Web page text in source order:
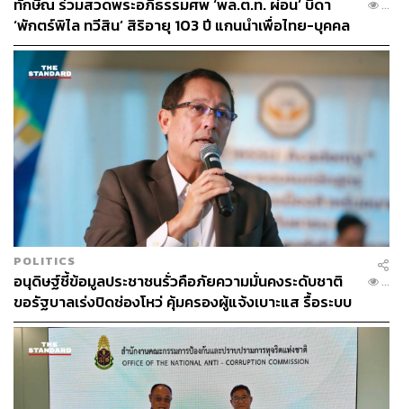
ประชุมร่วมให้แนวทางว่าพรรคก้าวไกลอยากทราบราย
ละเอียดถึงการลดเงื่อนไขว่าคืออะไร จึงได้มอบหมายพรรค
เพื่อไทยไปหารือกับสมาชิกวุฒิสภาแต่ละท่าน เพื่อให้พรรค
ก้าวไกลนำกลับไปพิจารณา
ขณะที่ชัยธวัชกล่าวเสริมถึงการลดเพดานมาตรา 112 ว่า ใน
ฐานะที่พรรคเพื่อไทยเป็นเจ้าภาพ ต้องให้เวลาพรรคเพื่อไทย
ไปพูดคุยว่ารูปแบบของการปลดล็อกความไม่สบายใจของทุก
ฝ่าย รวมถึงแนวทางในการจัดตั้งรัฐบาลหลังปลดล็อกแล้วจะ
เป็นอย่างไร เพื่อให้พรรคก้าวไกลนำไปพิจารณา โดยยืนยัน
ว่ามาตรา 112 เป็นเพียงข้ออ้าง เป้าหมายสูงสุดคือเราอยาก
เห็นการเปลี่ยนขั้วรัฐบาลตามที่ประชาชนลงคะแนนเสียงมา
ตอนนี้โดยมารยาทต้องมอบหมายบทบาทหลักให้ทางพรรค
เพื่อไทยในการบริหารจัดการเรื่องเหล่านี้ เรื่องการลดเพดาน
มาตรา 112 เป็นภารกิจของพรรคเพื่อไทยในการดำเนินการ
โดยมารยาทพรรคก้าวไกลได้ส่งไม้ต่อไปแล้ว ต้องรอราย
ละเอียดจากพรรคเพื่อไทยอีกที
ทักษิณ ร่วมสวดพระอภิธรรมศพ ‘พล.ต.ท. ผ่อน’ บิดา
‘พักตร์พิไล ทวีสิน’ สิริอายุ 103 ปี แกนนำเพื่อไทย-บุคคล
หลากวงการร่วมอาลัย
...
POLITICS
อนุดิษฐ์ชี้ข้อมูลประชาชนรั่วคือภัยความมั่นคงระดับชาติ
ขอรัฐบาลเร่งปิดช่องโหว่ คุ้มครองผู้แจ้งเบาะแส รื้อระบบ
ใช้งบไซเบอร์
...